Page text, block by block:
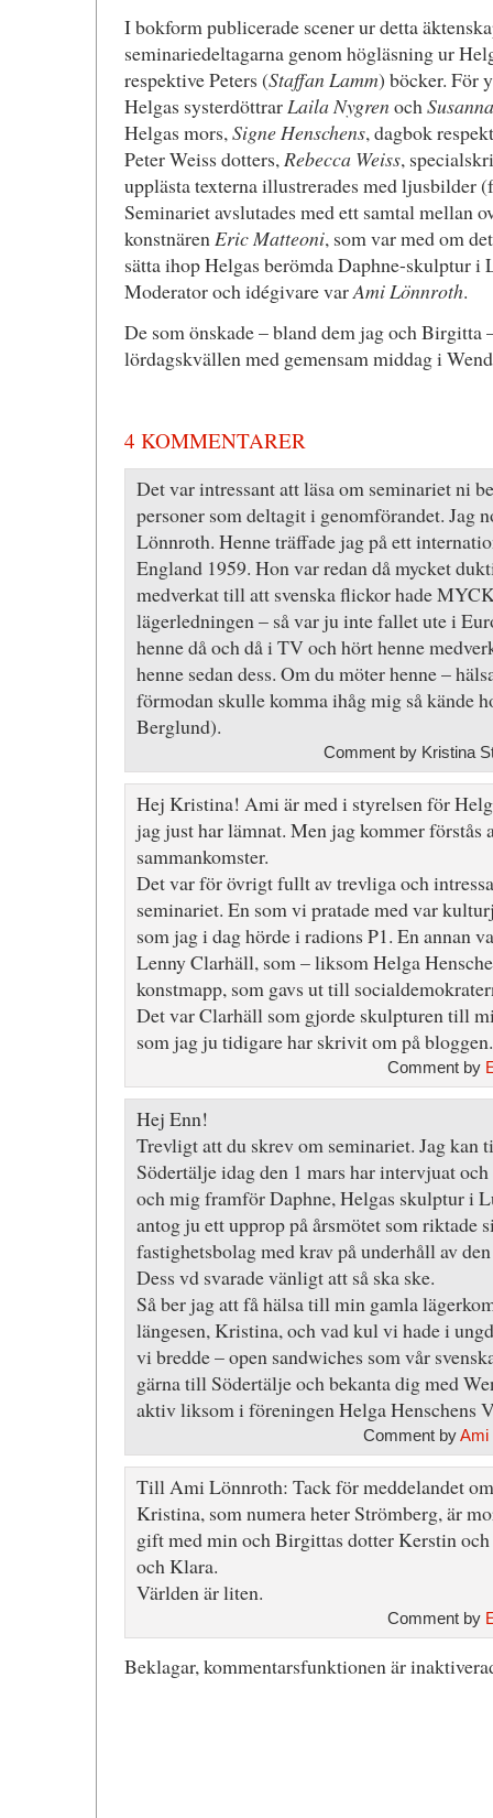
I bokform publicerade scener ur detta
seminariedeltagarna genom högläsning ur
respektive Peters (Staffan Lamm) böcker. För
Helgas systerdöttrarLaila Nygrenoch
Helgas mors,Signe Henschens, dagbok
Peter Weiss dotters,Rebecca Weiss,
upplästa texterna illustrerades med ljusbilder
Seminariet avslutades med ett samtal mellan
konstnärenEric Matteoni, som var med om
sätta ihop Helgas berömda Daphne-skulptur i
Moderator och idégivare varAmi Lönnroth.
De som önskade – bland dem jag och Birgitta
lördagskvällen med gemensam middag i
4 KOMMENTARER
Det var intressant att läsa om seminariet ni
personer som deltagit i genomförandet. Jag
Lönnroth. Henne träffade jag på ett
England 1959. Hon var redan då mycket
medverkat till att svenska flickor hade
lägerledningen – så var ju inte fallet ute i
henne då och då i TV och hört henne
henne sedan dess. Om du möter henne –
förmodan skulle komma ihåg mig så kände
Berglund).
Comment by Kristina
Hej Kristina! Ami är med i styrelsen för
jag just har lämnat. Men jag kommer förstås
sammankomster.
Det var för övrigt fullt av trevliga och
seminariet. En som vi pratade med var
som jag i dag hörde i radions P1. En annan
Lenny Clarhäll, som – liksom Helga
konstmapp, som gavs ut till
Det var Clarhäll som gjorde skulpturen till
som jag ju tidigare har skrivit om på bloggen.
Comment by
Hej Enn!
Trevligt att du skrev om seminariet. Jag kan
Södertälje idag den 1 mars har intervjuat
och mig framför Daphne, Helgas skulptur i
antog ju ett upprop på årsmötet som riktade
fastighetsbolag med krav på underhåll av
Dess vd svarade vänligt att så ska ske.
Så ber jag att få hälsa till min gamla
längesen, Kristina, och vad kul vi hade i
vi bredde – open sandwiches som vår
gärna till Södertälje och bekanta dig med
aktiv liksom i föreningen Helga Henschens
Comment byAmi
Till Ami Lönnroth: Tack för meddelandet
Kristina, som numera heter Strömberg, är
gift med min och Birgittas dotter Kerstin
och Klara.
Världen är liten.
Comment by
Beklagar, kommentarsfunktionen är